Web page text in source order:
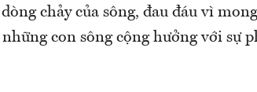
chảy của sông, đau đáu vì
con sông cộng hưởng với sự